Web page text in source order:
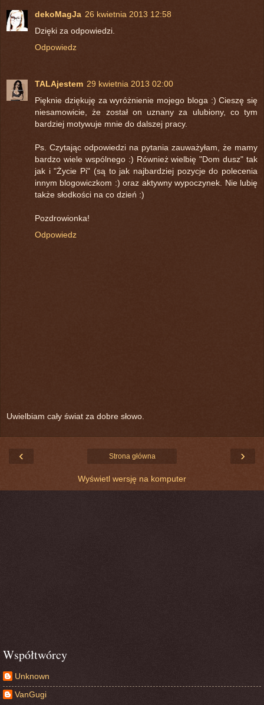
dekoMagJa 26 kwietnia 2013 12:58
Dzięki za odpowiedzi.
Odpowiedz
TALAjestem 29 kwietnia 2013 02:00
Pięknie dziękuję za wyróżnienie mojego bloga :) Cieszę się
niesamowicie, że został on uznany za ulubiony, co tym
bardziej motywuje mnie do dalszej pracy.
Ps. Czytając odpowiedzi na pytania zauważyłam, że mamy
bardzo wiele wspólnego :) Również wielbię "Dom dusz" tak
jak i "Życie Pi" (są to jak najbardziej pozycje do polecenia
innym blogowiczkom :) oraz aktywny wypoczynek. Nie lubię
także słodkości na co dzień :)
Pozdrowionka!
Odpowiedz
Uwielbiam cały świat za dobre słowo.
‹ ›
Strona główna
Wyświetl wersję na komputer
Współtwórcy
Unknown
VanGugi